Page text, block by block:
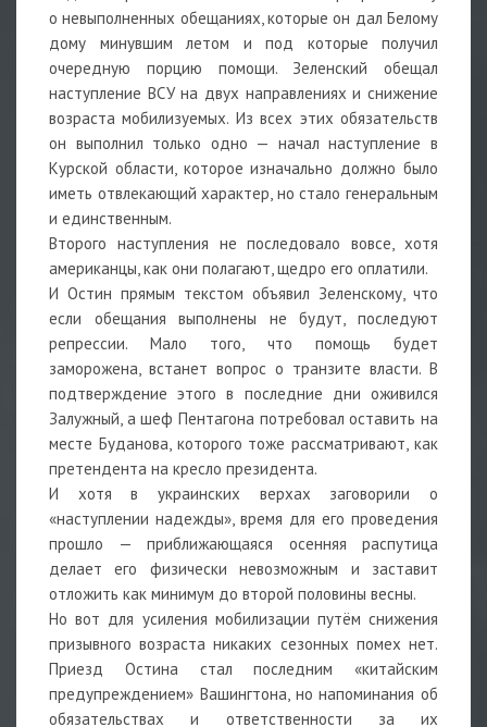
о невыполненных обещаниях, которые он дал Белому
дому минувшим летом и под которые получил
очередную порцию помощи. Зеленский обещал
наступление ВСУ на двух направлениях и снижение
возраста мобилизуемых. Из всех этих обязательств
он выполнил только одно — начал наступление в
Курской области, которое изначально должно было
иметь отвлекающий характер, но стало генеральным
и единственным.
Второго наступления не последовало вовсе, хотя
американцы, как они полагают, щедро его оплатили.
И Остин прямым текстом объявил Зеленскому, что
если обещания выполнены не будут, последуют
репрессии. Мало того, что помощь будет
заморожена, встанет вопрос о транзите власти. В
подтверждение этого в последние дни оживился
Залужный, а шеф Пентагона потребовал оставить на
месте Буданова, которого тоже рассматривают, как
претендента на кресло президента.
И хотя в украинских верхах заговорили о
«наступлении надежды», время для его проведения
прошло — приближающаяся осенняя распутица
делает его физически невозможным и заставит
отложить как минимум до второй половины весны.
Но вот для усиления мобилизации путём снижения
призывного возраста никаких сезонных помех нет.
Приезд Остина стал последним «китайским
предупреждением» Вашингтона, но напоминания об
обязательствах и ответственности за их